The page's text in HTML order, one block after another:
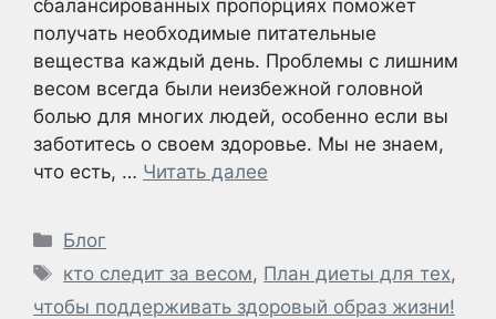
сбалансированных пропорциях поможет
получать необходимые питательные
вещества каждый день. Проблемы с лишним
весом всегда были неизбежной головной
болью для многих людей, особенно если вы
заботитесь о своем здоровье. Мы не знаем,
что есть, … Читать далее
Рубрики
Блог
Метки
кто следит за весом, План диеты для тех,
чтобы поддерживать здоровый образ жизни!